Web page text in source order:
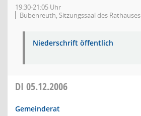
19:30-21:05 Uhr
Bubenreuth, Sitzungssaal des Rathauses
Niederschrift öffentlich
DI 05.12.2006
Gemeinderat